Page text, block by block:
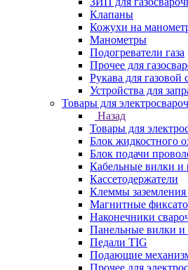
Клапаны
Кожухи на
Манометры
Подогреватели газа
Прочее для
Рукава для газовой
Устройства для
Товары для
Назад
Товары для
Блок жидкостного
Блок подачи
Кабельные вилки и
Кассетодержатели
Клеммы заземления
Магнитные
Наконечники
Панельные вилки и
Педали TIG
Подающие
Прочее для